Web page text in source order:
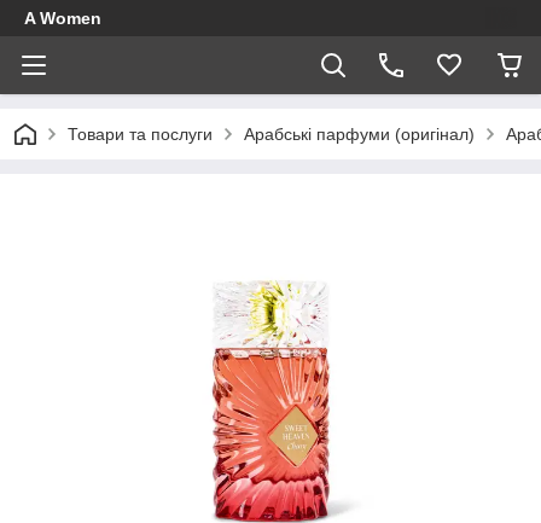
A Women
Товари та послуги Арабські парфуми (оригінал)